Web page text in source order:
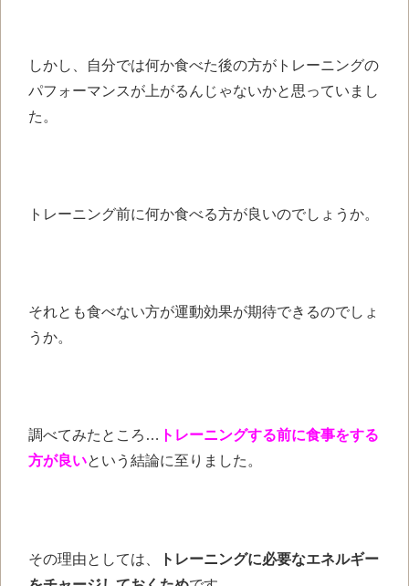
しかし、自分では何か食べた後の方が トレーニングの
パフォーマンスが 上がるんじゃないかと 思っていまし
た。
トレーニング前に何か食べる方が良いのでしょうか。
それとも食べない方が運動効果が期待できるのでしょ
うか。
調べてみたところ… トレーニングする前に食事をする
方が良いという結論に至りました。
その理由としては、
トレーニングに必要なエネルギー